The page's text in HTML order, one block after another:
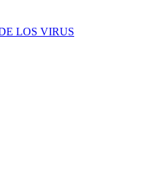
LOS VIRUS